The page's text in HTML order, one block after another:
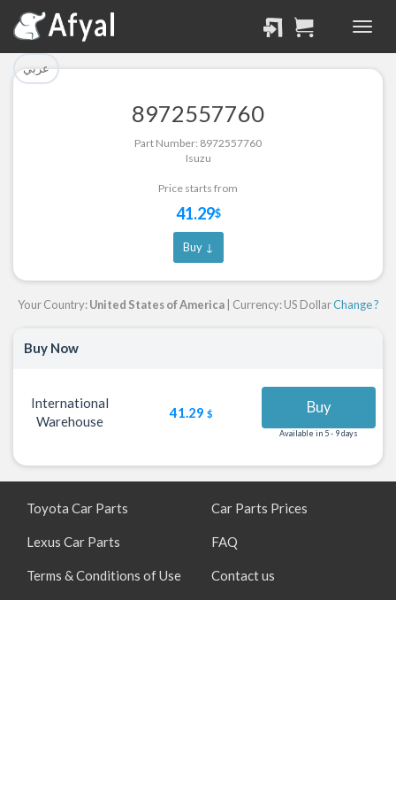
عربي
8972557760
Part Number: 8972557760
Isuzu
Price starts from
41.29$
Buy ↓
Your Country:United States of America| Currency: US DollarChange ?
Buy Now
International
Warehouse
41.29 $ Buy
Available in 5 - 9 days
تم إضافة القطعة بنجاح.
Part Successfully
Selected
تم إضافة القطعة للسلة
بنجاح.
Part Added to Cart
Toyota Car Parts
Lexus Car Parts
Terms & Conditions of Use
Car Parts Prices
FAQ
Contact us